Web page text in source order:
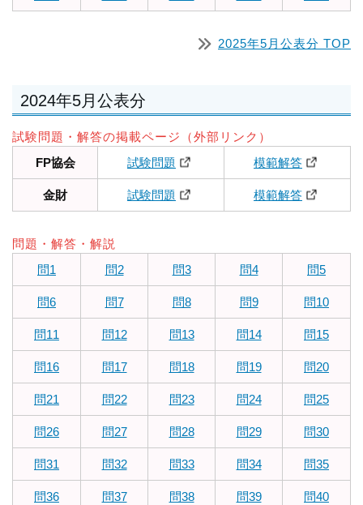
2025年5月公表分 TOP
2024年5月公表分
試験問題・解答の掲載ページ（外部リンク）
FP協会
試験問題 模範解答
金財 試験問題 模範解答
問題・解答・解説
問1
問2 問3 問4 問5
問6 問7 問8 問9 問10
問11 問12 問13 問14 問15
問16 問17 問18 問19 問20
問21 問22 問23 問24 問25
問26 問27 問28 問29 問30
問31 問32 問33 問34 問35
問36 問37 問38 問39 問40